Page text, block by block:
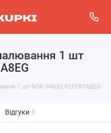
1 шт
1 шт NGK 94833 PLFER7A8EG
Відгуки 0